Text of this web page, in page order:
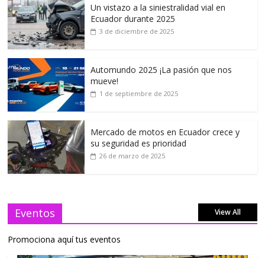
Un vistazo a la siniestralidad vial en
Ecuador durante 2025
3 de diciembre de 2025
Automundo 2025 ¡La pasión que nos
mueve!
1 de septiembre de 2025
Mercado de motos en Ecuador crece y
su seguridad es prioridad
26 de marzo de 2025
Eventos View All
Promociona aquí tus eventos